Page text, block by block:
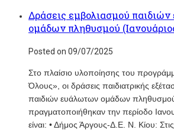
Δράσεις εμβολιασμού
ομάδων πληθυσμού
Posted on 09/07/2025
Στο πλαίσιο υλοποίησης του
Όλους», οι δράσεις παιδιατρικής
παιδιών ευάλωτων ομάδων πληθυσμού
πραγματοποιήθηκαν την περίοδο
είναι: • Δήμος Άργους-Δ.Ε. Ν. Κίου: